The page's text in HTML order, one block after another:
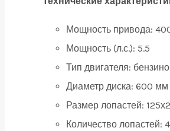
Мощность привода:
Мощность (л.с.): 5.5
Тип двигателя:
Диаметр диска: 600 мм
Размер лопастей:
Количество лопастей: